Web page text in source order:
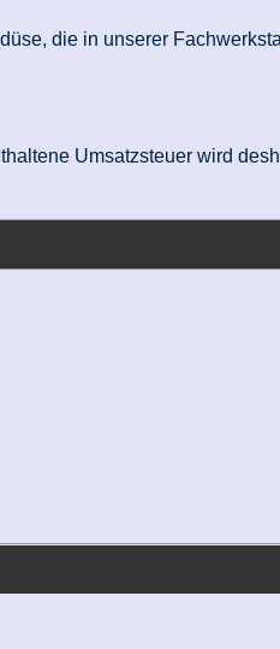
die in unserer
Umsatzsteuer wird